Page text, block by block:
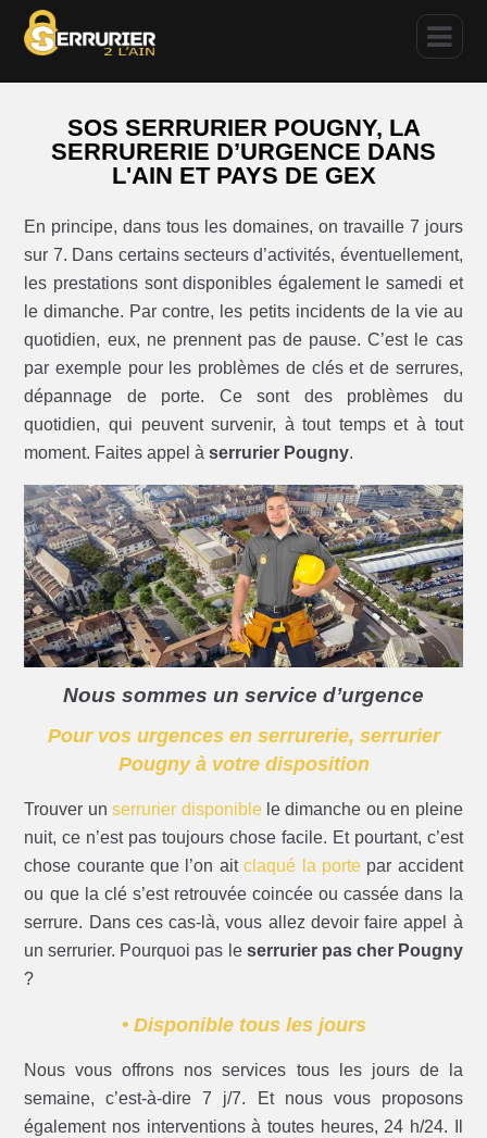
SOS SERRURIER POUGNY, LA
SERRURERIE D’URGENCE DANS
L'AIN ET PAYS DE GEX
En principe, dans tous les domaines, on travaille 7 jours
sur 7. Dans certains secteurs d’activités, éventuellement,
les prestations sont disponibles également le samedi et
le dimanche. Par contre, les petits incidents de la vie au
quotidien, eux, ne prennent pas de pause. C’est le cas
par exemple pour les problèmes de clés et de serrures,
dépannage de porte. Ce sont des problèmes du
quotidien, qui peuvent survenir, à tout temps et à tout
moment. Faites appel àserrurier Pougny.
Nous sommes un service d’urgence
Pour vos urgences en serrurerie, serrurier
Pougny à votre disposition
Trouver unserrurier disponiblele dimanche ou en pleine
nuit, ce n’est pas toujours chose facile. Et pourtant, c’est
chose courante que l’on aitclaqué la portepar accident
ou que la clé s’est retrouvée coincée ou cassée dans la
serrure. Dans ces cas-là, vous allez devoir faire appel à
un serrurier. Pourquoi pas le serrurier pas cher Pougny
?
• Disponible tous les jours
Nous vous offrons nos services tous les jours de la
semaine, c’est-à-dire 7 j/7. Et nous vous proposons
également nos interventions à toutes heures, 24 h/24. Il